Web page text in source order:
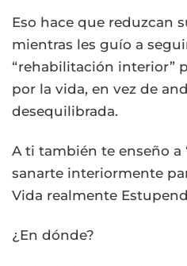
Eso hace que reduzcan
mientras les guío a
“rehabilitación interior”
por la vida, en vez de
desequilibrada.
A ti también te enseño a
sanarte interiormente
Vida realmente
¿En dónde?